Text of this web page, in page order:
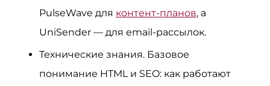
PulseWave для контент-планов, а
UniSender — для email-рассылок.
Технические знания. Базовое
понимание HTML и SEO: как работают